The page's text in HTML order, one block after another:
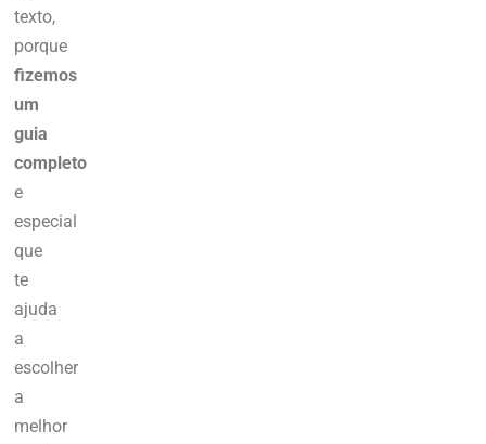
texto,
porque
fizemos
um
guia
completo
e
especial
que
te
ajuda
a
escolher
a
melhor